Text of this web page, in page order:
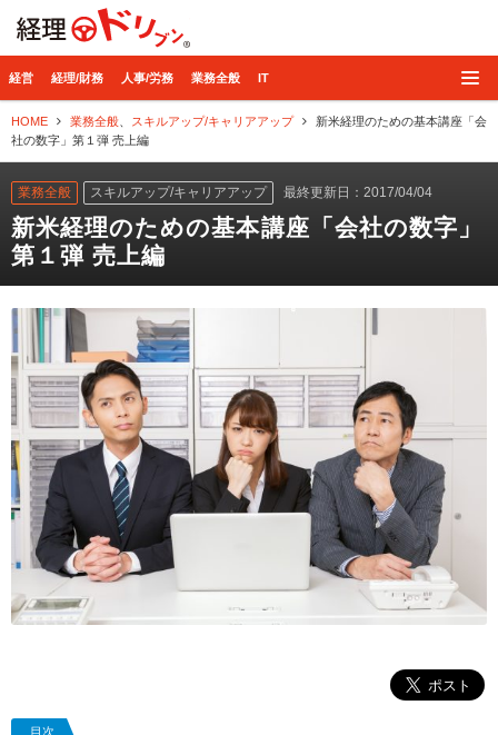
経営 経理/財務 人事/労務 業務全般 IT
HOME 業務全般 スキルアップ/キャリアアップ
新米経理のための基本講座「会
社の数字」第１弾 売上編
業務全般 スキルアップ/キャリアアップ 最終更新日：2017/04/04
新米経理のための基本講座「会社の数字」
第１弾 売上編
目次